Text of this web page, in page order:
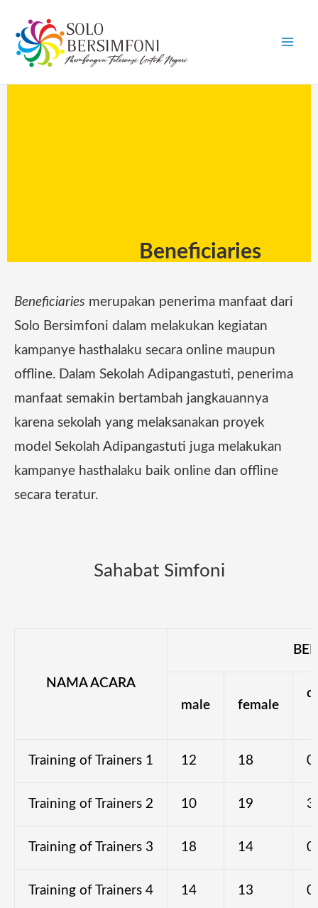
content
Beneficiaries
Beneficiaries merupakan penerima manfaat dari
Solo Bersimfoni dalam melakukan kegiatan
kampanye hasthalaku secara online maupun
offline. Dalam Sekolah Adipangastuti, penerima
manfaat semakin bertambah jangkauannya
karena sekolah yang melaksanakan proyek
model Sekolah Adipangastuti juga melakukan
kampanye hasthalaku baik online dan offline
secara teratur.
Sahabat Simfoni
NAMA ACARA
male female
Training of Trainers 1 12 18 0
Training of Trainers 2 10 19 3
Training of Trainers 3 18 14 0
Training of Trainers 4 14 13 0